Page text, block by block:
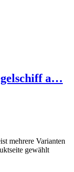
a…
mehrere Varianten
gewählt